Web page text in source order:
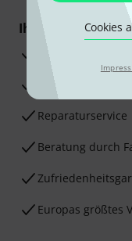
Cookies
Ihre Vorteile
3 Jahre Thomann
30 Tage Money-
Reparaturservice
Beratung durch
Europas größtes